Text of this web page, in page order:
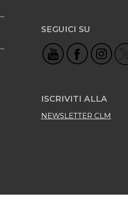
SEGUICI SU
ISCRIVITI ALLA
NEWSLETTER CLM